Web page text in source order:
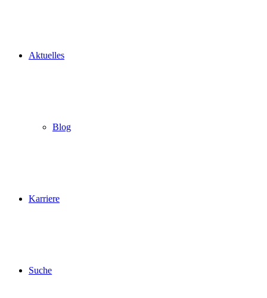
Aktuelles
Blog
Karriere
Suche